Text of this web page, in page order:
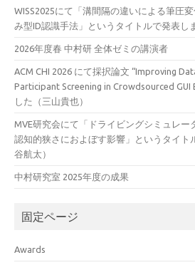
WISS2025にて「溝間隔の違いによる筆圧
み型ID認識手法」というタイトルで発表し
2026年度春 中村研 全体ゼミの講演者
ACM CHI 2026 にて採択論文 “Improving
Participant Screening in Crowdsourced GUI
した（三山貴也）
MVE研究会にて「ドライビングシミュレー
認知的狭さにおよぼす影響」というタイト
谷航太）
中村研究室 2025年度の成果
固定ページ
Awards